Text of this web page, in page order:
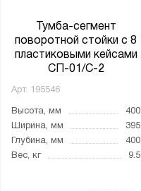
Тумба-сегмент
поворотной стойки с 8
пластиковыми кейсами
СП-01/C-2
Арт. 195546
Высота, мм
400
Ширина, мм
395
Глубина, мм
400
Вес, кг
9.5